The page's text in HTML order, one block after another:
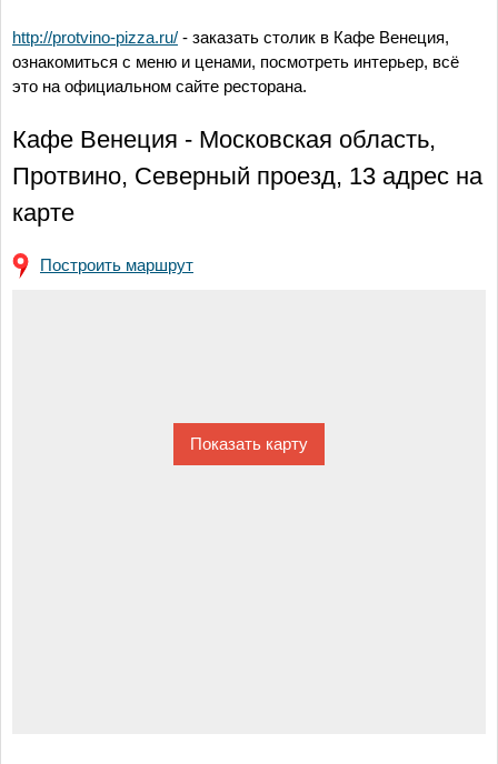
http://protvino-pizza.ru/ - заказать столик в Кафе Венеция,
ознакомиться с меню и ценами, посмотреть интерьер, всё
это на официальном сайте ресторана.
Кафе Венеция - Московская область,
Протвино, Северный проезд, 13 адрес на
карте
Построить маршрут